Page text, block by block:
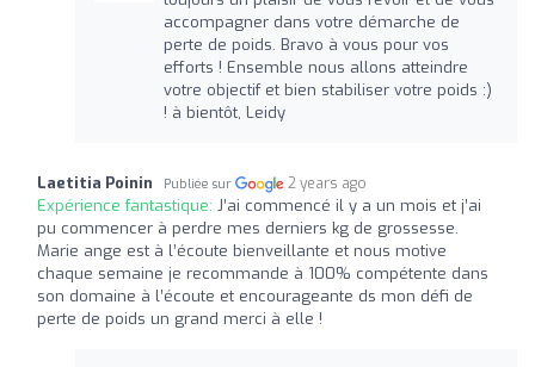
accompagner dans votre démarche de
perte de poids. Bravo à vous pour vos
efforts ! Ensemble nous allons atteindre
votre objectif et bien stabiliser votre poids :)
! à bientôt, Leidy
Laetitia Poinin Publiée sur 2 years ago
Expérience fantastique: J’ai commencé il y a un mois et j’ai
pu commencer à perdre mes derniers kg de grossesse.
Marie ange est à l’écoute bienveillante et nous motive
chaque semaine je recommande à 100% compétente dans
son domaine à l’écoute et encourageante ds mon défi de
perte de poids un grand merci à elle !